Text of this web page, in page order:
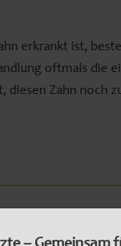
erkrankt ist,
oftmals die
diesen Zahn noch
– Gemeinsam